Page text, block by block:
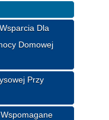
Dla
Domowej
Przy